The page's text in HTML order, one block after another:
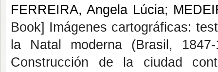
FERREIRA, Angela Lúcia;
Book] Imágenes cartográficas:
la Natal moderna (Brasil,
Construcción de la ciudad